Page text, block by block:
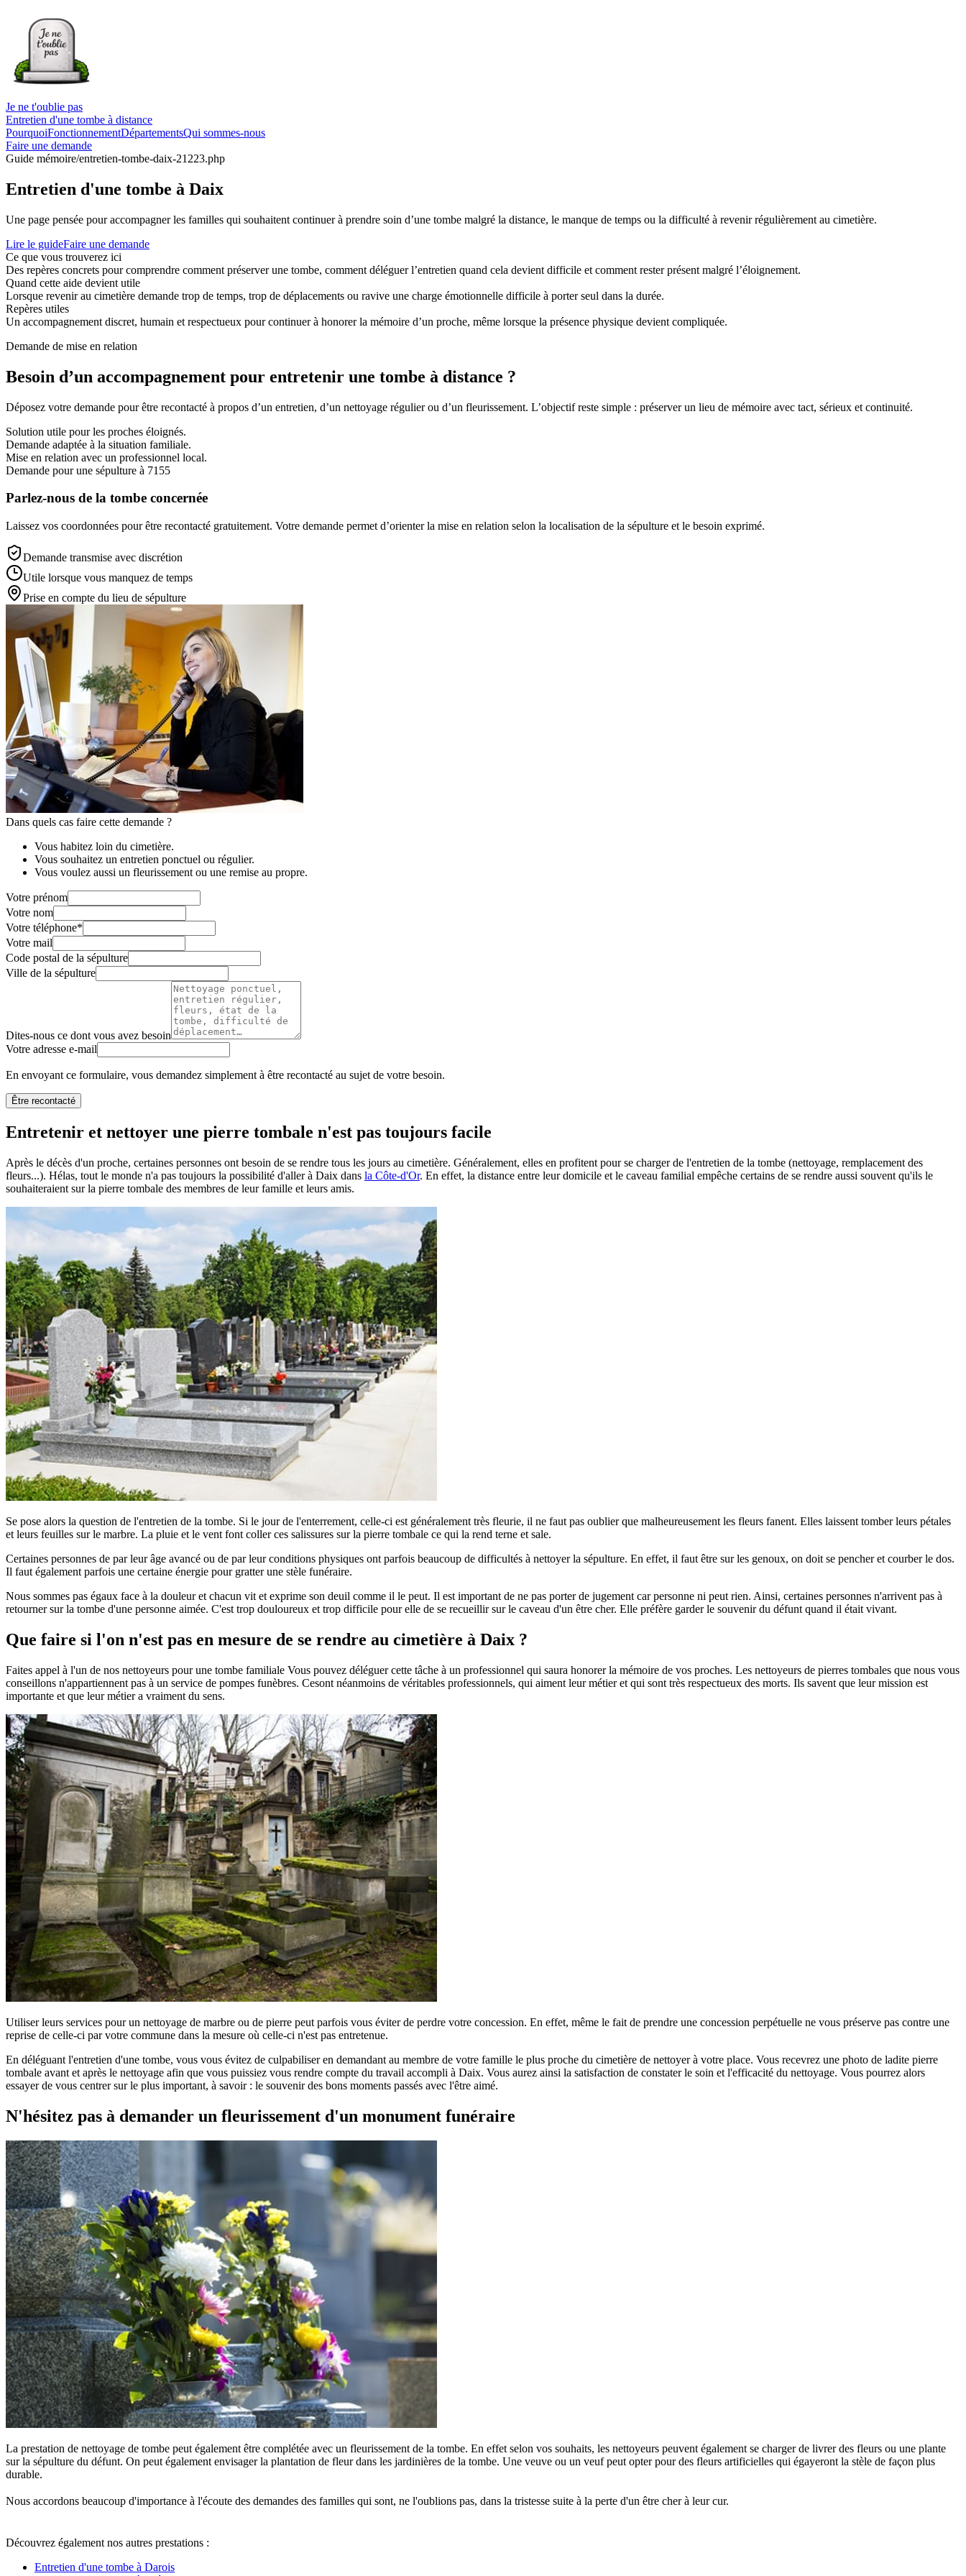
Je ne t'oublie pas
Entretien d'une tombe à distance
PourquoiFonctionnementDépartementsQui sommes-nous
Faire une demande
Guide mémoire/entretien-tombe-daix-21223.php
Entretien d'une tombe à Daix
Une page pensée pour accompagner les familles qui souhaitent continuer à prendre soin d’une tombe malgré la distance, le manque de temps ou la difficulté à revenir régulièrement au cimetière.
Lire le guideFaire une demande
Ce que vous trouverez ici
Des repères concrets pour comprendre comment préserver une tombe, comment déléguer l’entretien quand cela devient difficile et comment rester présent malgré l’éloignement.
Quand cette aide devient utile
Lorsque revenir au cimetière demande trop de temps, trop de déplacements ou ravive une charge émotionnelle difficile à porter seul dans la durée.
Repères utiles
Un accompagnement discret, humain et respectueux pour continuer à honorer la mémoire d’un proche, même lorsque la présence physique devient compliquée.
Demande de mise en relation
Besoin d’un accompagnement pour entretenir une tombe à distance ?
Déposez votre demande pour être recontacté à propos d’un entretien, d’un nettoyage régulier ou d’un fleurissement. L’objectif reste simple : préserver un lieu de mémoire avec tact, sérieux et continuité.
Solution utile pour les proches éloignés.
Demande adaptée à la situation familiale.
Mise en relation avec un professionnel local.
Demande pour une sépulture à 7155
Parlez-nous de la tombe concernée
Laissez vos coordonnées pour être recontacté gratuitement. Votre demande permet d’orienter la mise en relation selon la localisation de la sépulture et le besoin exprimé.
Demande transmise avec discrétion
Utile lorsque vous manquez de temps
Prise en compte du lieu de sépulture
Dans quels cas faire cette demande ?
Vous habitez loin du cimetière.
Vous souhaitez un entretien ponctuel ou régulier.
Vous voulez aussi un fleurissement ou une remise au propre.
Votre prénom
Votre nom
Votre téléphone*
Votre mail
Code postal de la sépulture
Ville de la sépulture
Dites-nous ce dont vous avez besoin
Votre adresse e-mail
En envoyant ce formulaire, vous demandez simplement à être recontacté au sujet de votre besoin.
Être recontacté
Entretenir et nettoyer une pierre tombale n'est pas toujours facile
Après le décès d'un proche, certaines personnes ont besoin de se rendre tous les jours au cimetière. Généralement, elles en profitent pour se charger de l'entretien de la tombe (nettoyage, remplacement des
fleurs...). Hélas, tout le monde n'a pas toujours la possibilité d'aller à Daix dans la Côte-d'Or. En effet, la distance entre leur domicile et le caveau familial empêche certains de se rendre aussi souvent qu'ils le
souhaiteraient sur la pierre tombale des membres de leur famille et leurs amis.
Se pose alors la question de l'entretien de la tombe. Si le jour de l'enterrement, celle-ci est généralement très fleurie, il ne faut pas oublier que malheureusement les fleurs fanent. Elles laissent tomber leurs pétales
et leurs feuilles sur le marbre. La pluie et le vent font coller ces salissures sur la pierre tombale ce qui la rend terne et sale.
Certaines personnes de par leur âge avancé ou de par leur conditions physiques ont parfois beaucoup de difficultés à nettoyer la sépulture. En effet, il faut être sur les genoux, on doit se pencher et courber le dos.
Il faut également parfois une certaine énergie pour gratter une stèle funéraire.
Nous sommes pas égaux face à la douleur et chacun vit et exprime son deuil comme il le peut. Il est important de ne pas porter de jugement car personne ni peut rien. Ainsi, certaines personnes n'arrivent pas à
retourner sur la tombe d'une personne aimée. C'est trop douloureux et trop difficile pour elle de se recueillir sur le caveau d'un être cher. Elle préfère garder le souvenir du défunt quand il était vivant.
Que faire si l'on n'est pas en mesure de se rendre au cimetière à Daix ?
Faites appel à l'un de nos nettoyeurs pour une tombe familiale Vous pouvez déléguer cette tâche à un professionnel qui saura honorer la mémoire de vos proches. Les nettoyeurs de pierres tombales que nous vous
conseillons n'appartiennent pas à un service de pompes funèbres. Cesont néanmoins de véritables professionnels, qui aiment leur métier et qui sont très respectueux des morts. Ils savent que leur mission est
importante et que leur métier a vraiment du sens.
Utiliser leurs services pour un nettoyage de marbre ou de pierre peut parfois vous éviter de perdre votre concession. En effet, même le fait de prendre une concession perpétuelle ne vous préserve pas contre une
reprise de celle-ci par votre commune dans la mesure où celle-ci n'est pas entretenue.
En déléguant l'entretien d'une tombe, vous vous évitez de culpabiliser en demandant au membre de votre famille le plus proche du cimetière de nettoyer à votre place. Vous recevrez une photo de ladite pierre
tombale avant et après le nettoyage afin que vous puissiez vous rendre compte du travail accompli à Daix. Vous aurez ainsi la satisfaction de constater le soin et l'efficacité du nettoyage. Vous pourrez alors
essayer de vous centrer sur le plus important, à savoir : le souvenir des bons moments passés avec l'être aimé.
N'hésitez pas à demander un fleurissement d'un monument funéraire
La prestation de nettoyage de tombe peut également être complétée avec un fleurissement de la tombe. En effet selon vos souhaits, les nettoyeurs peuvent également se charger de livrer des fleurs ou une plante
sur la sépulture du défunt. On peut également envisager la plantation de fleur dans les jardinières de la tombe. Une veuve ou un veuf peut opter pour des fleurs artificielles qui égayeront la stèle de façon plus
durable.
Nous accordons beaucoup d'importance à l'écoute des demandes des familles qui sont, ne l'oublions pas, dans la tristesse suite à la perte d'un être cher à leur cur.
Découvrez également nos autres prestations :
Entretien d'une tombe à Darois